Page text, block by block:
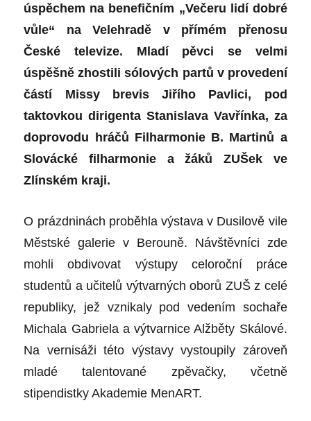
úspěchem na benefičním „Večeru lidí dobré
vůle“ na Velehradě v přímém přenosu
České televize. Mladí pěvci se velmi
úspěšně zhostili sólových partů v provedení
částí Missy brevis Jiřího Pavlici, pod
taktovkou dirigenta Stanislava Vavřínka, za
doprovodu hráčů Filharmonie B. Martinů a
Slovácké filharmonie a žáků ZUŠek ve
Zlínském kraji.
O prázdninách proběhla výstava v Dusilově vile
Městské galerie v Berouně. Návštěvníci zde
mohli obdivovat výstupy celoroční práce
studentů a učitelů výtvarných oborů ZUŠ z celé
republiky, jež vznikaly pod vedením sochaře
Michala Gabriela a výtvarnice Alžběty Skálové.
Na vernisáži této výstavy vystoupily zároveň
mladé talentované zpěvačky, včetně
stipendistky Akademie MenART.